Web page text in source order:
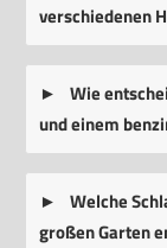
verschiedenen
Wie
und einem
Welche
großen Garten